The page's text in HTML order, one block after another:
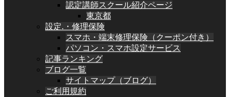
認定講師スクール紹介ページ
東京都
設定.・修理保険
スマホ・端末修理保険（クーポン付き）
パソコン・スマホ設定サービス
記事ランキング
ブログ一覧
サイトマップ（ブログ）
ご利用規約